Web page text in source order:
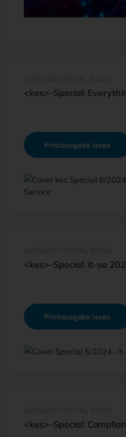
<kes>-Special:
Printausgabe lesen
<kes>-Special: it-sa
Printausgabe lesen
<kes>-Special: